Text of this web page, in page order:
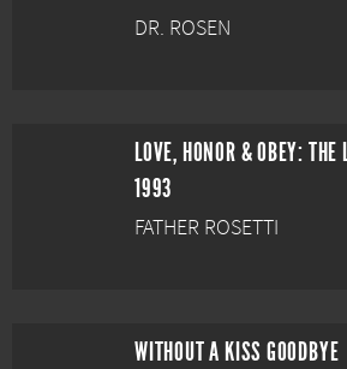
DR. ROSEN
1993
FATHER ROSETTI
WITHOUT A KISS GOODBYE